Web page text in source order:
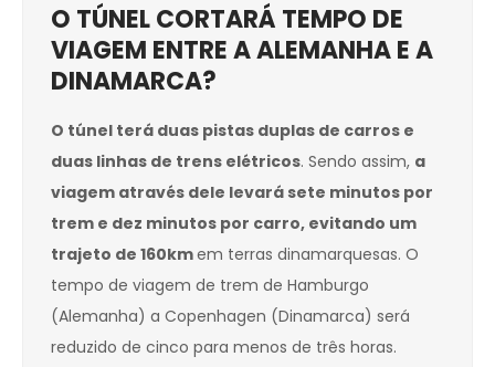
O TÚNEL CORTARÁ TEMPO DE
VIAGEM ENTRE A ALEMANHA E A
DINAMARCA?
O túnel terá duas pistas duplas de carros e
duas linhas de trens elétricos. Sendo assim, a
viagem através dele levará sete minutos por
trem e dez minutos por carro, evitando um
trajeto de 160kmem terras dinamarquesas. O
tempo de viagem de trem de Hamburgo
(Alemanha) a Copenhagen (Dinamarca) será
reduzido de cinco para menos de três horas.